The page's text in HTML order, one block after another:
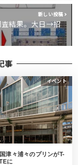
新しい投稿
査結果。大日→招
事
イベント
津々浦々のプリンがT-
に